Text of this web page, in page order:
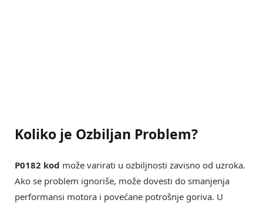
Koliko je Ozbiljan Problem?
P0182 kod može varirati u ozbiljnosti zavisno od uzroka.
Ako se problem ignoriše, može dovesti do smanjenja
performansi motora i povećane potrošnje goriva. U